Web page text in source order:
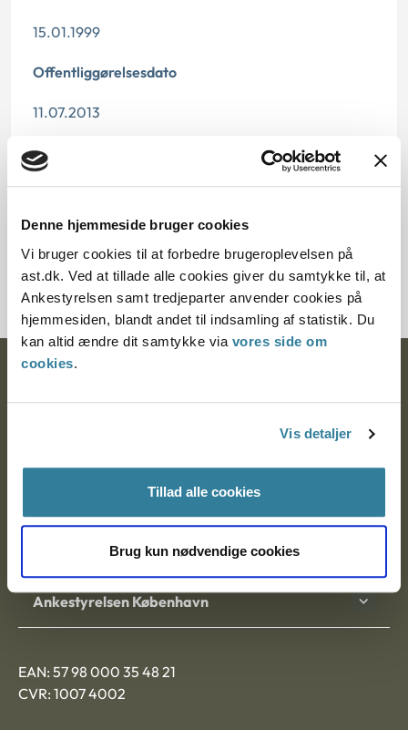
Denne hjemmeside bruger cookies
Vi bruger cookies til at forbedre brugeroplevelsen på
ast.dk. Ved at tillade alle cookies giver du samtykke til, at
Ankestyrelsen samt tredjeparter anvender cookies på
hjemmesiden, blandt andet til indsamling af statistik. Du
kan altid ændre dit samtykke via vores side om
cookies.
Vis detaljer
Tillad alle cookies
Brug kun nødvendige cookies
15.01.1999
Offentliggørelsesdato
11.07.2013
Paragraf
§ 14 § 26 § 39
Journalnummer
200635-98
Ankestyrelsen Aalborg
Ankestyrelsen København
EAN: 57 98 000 35 48 21
CVR: 1007 4002